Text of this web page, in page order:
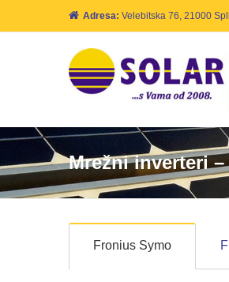
Adresa: Velebitska 76, 21000
Mrežni inverteri
Fronius Symo